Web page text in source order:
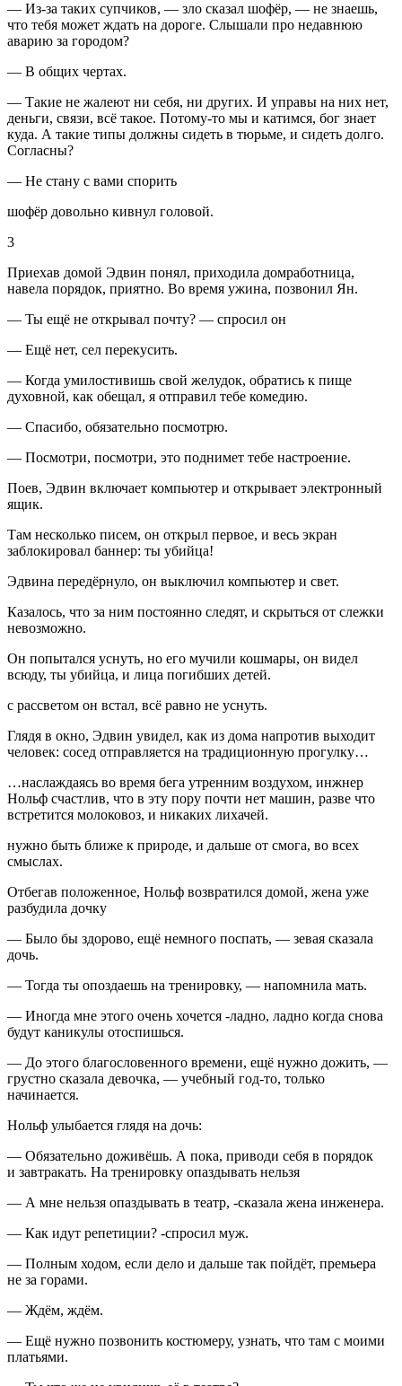
— Из-за таких супчиков, — зло сказал шофёр, — не знаешь,
что тебя может ждать на дороге. Слышали про недавнюю
аварию за городом?
— В общих чертах.
— Такие не жалеют ни себя, ни других. И управы на них нет,
деньги, связи, всё такое. Потому-то мы и катимся, бог знает
куда. А такие типы должны сидеть в тюрьме, и сидеть долго.
Согласны?
— Не стану с вами спорить
шофёр довольно кивнул головой.
3
Приехав домой Эдвин понял, приходила домработница,
навела порядок, приятно. Во время ужина, позвонил Ян.
— Ты ещё не открывал почту? — спросил он
— Ещё нет, сел перекусить.
— Когда умилостивишь свой желудок, обратись к пище
духовной, как обещал, я отправил тебе комедию.
— Спасибо, обязательно посмотрю.
— Посмотри, посмотри, это поднимет тебе настроение.
Поев, Эдвин включает компьютер и открывает электронный
ящик.
Там несколько писем, он открыл первое, и весь экран
заблокировал баннер: ты убийца!
Эдвина передёрнуло, он выключил компьютер и свет.
Казалось, что за ним постоянно следят, и скрыться от слежки
невозможно.
Он попытался уснуть, но его мучили кошмары, он видел
всюду, ты убийца, и лица погибших детей.
с рассветом он встал, всё равно не уснуть.
Глядя в окно, Эдвин увидел, как из дома напротив выходит
человек: сосед отправляется на традиционную прогулку…
…наслаждаясь во время бега утренним воздухом, инжнер
Нольф счастлив, что в эту пору почти нет машин, разве что
встретится молоковоз, и никаких лихачей.
нужно быть ближе к природе, и дальше от смога, во всех
смыслах.
Отбегав положенное, Нольф возвратился домой, жена уже
разбудила дочку
— Было бы здорово, ещё немного поспать, — зевая сказала
дочь.
— Тогда ты опоздаешь на тренировку, — напомнила мать.
— Иногда мне этого очень хочется -ладно, ладно когда снова
будут каникулы отоспишься.
— До этого благословенного времени, ещё нужно дожить, —
грустно сказала девочка, — учебный год-то, только
начинается.
Нольф улыбается глядя на дочь:
— Обязательно доживёшь. А пока, приводи себя в порядок
и завтракать. На тренировку опаздывать нельзя
— А мне нельзя опаздывать в театр, -сказала жена инженера.
— Как идут репетиции? -спросил муж.
— Полным ходом, если дело и дальше так пойдёт, премьера
не за горами.
— Ждём, ждём.
— Ещё нужно позвонить костюмеру, узнать, что там с моими
платьями.